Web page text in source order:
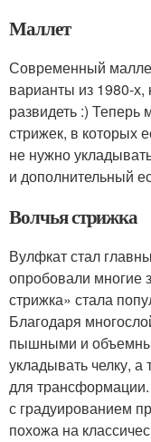
Маллет
Современный
варианты из 1980-х,
развидеть :)
стрижек, в которых
не нужно
и дополнительный
Волчья стрижка
Вулфкат стал
опробовали многие
стрижка» стала
Благодаря
пышными и
укладывать челку,
для
с градуированием
похожа на